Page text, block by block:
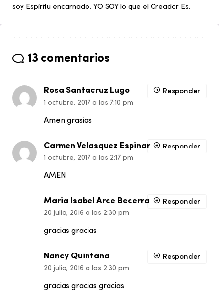
soy Espíritu encarnado. YO SOY lo que el Creador Es.
13 comentarios
Rosa Santacruz Lugo
1 octubre, 2017 a las 7:10 pm
Amen grasias
Responder
Carmen Velasquez Espinar
1 octubre, 2017 a las 2:17 pm
AMEN
Responder
Maria Isabel Arce Becerra
20 julio, 2016 a las 2:30 pm
gracias gracias
Responder
Nancy Quintana
20 julio, 2016 a las 2:30 pm
gracias gracias gracias
Responder